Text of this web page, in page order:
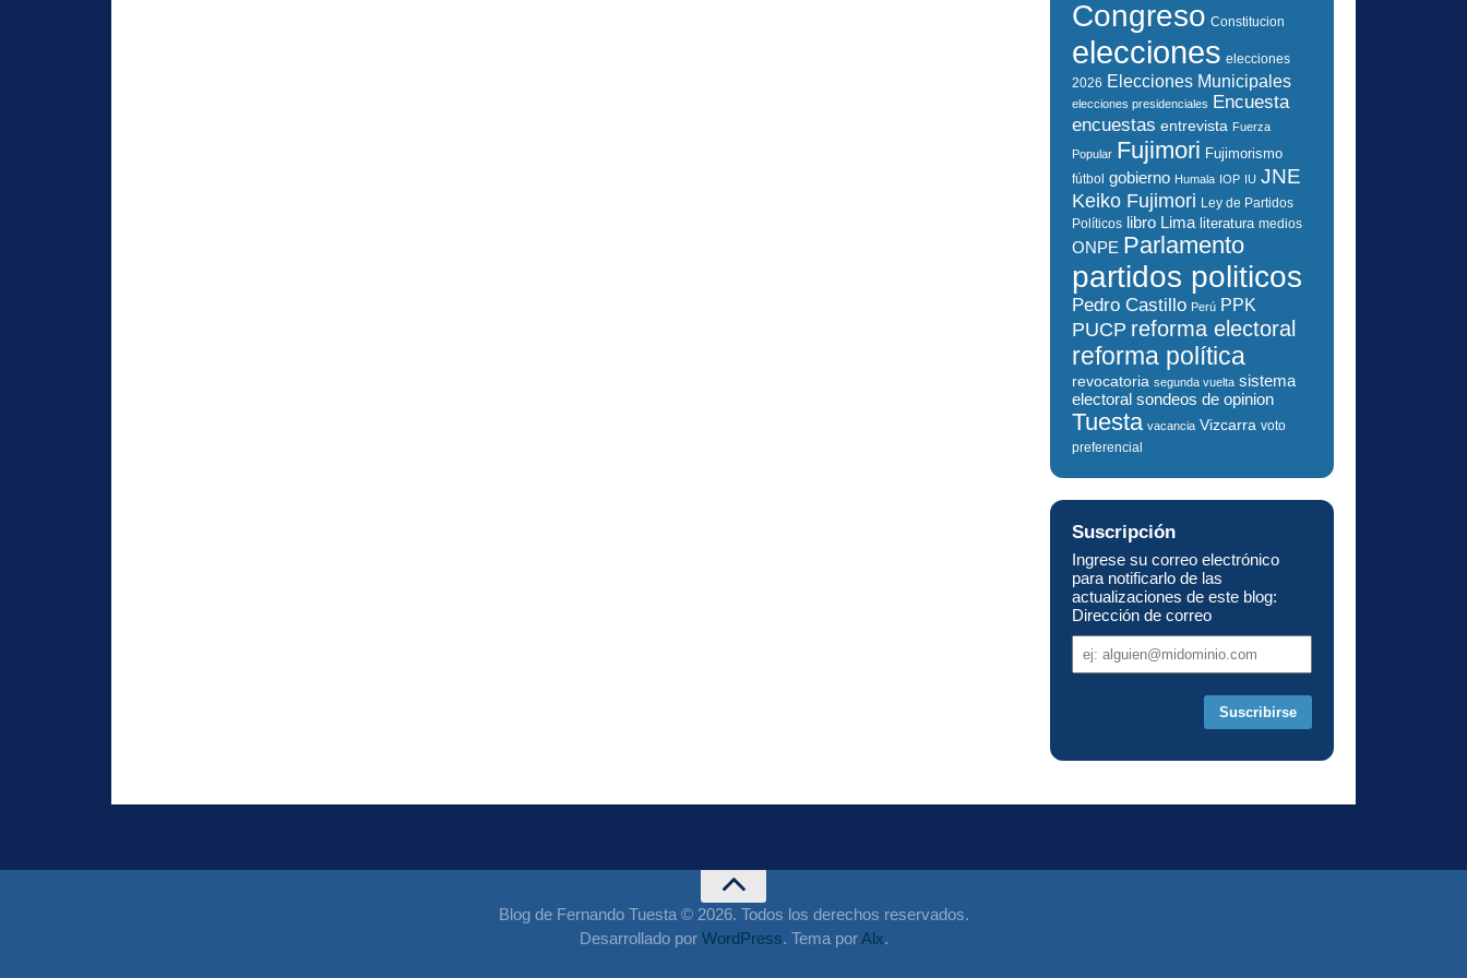
Congreso Constitucion
elecciones elecciones
2026 Elecciones Municipales
elecciones presidenciales Encuesta
encuestas entrevista Fuerza
Popular Fujimori Fujimorismo
fútbol gobierno Humala IOP IU JNE
Keiko Fujimori Ley de Partidos
Políticos libro Lima literatura medios
ONPE Parlamento
partidos politicos
Pedro Castillo Perú PPK
PUCP reforma electoral
reforma política
revocatoria segunda vuelta sistema
electoral sondeos de opinion
Tuesta vacancia Vizcarra voto
preferencial
Suscripción
Ingrese su correo electrónico
para notificarlo de las
actualizaciones de este blog:
Dirección de correo
de
Blog de Fernando Tuesta © 2026. Todos los derechos reservados.
Desarrollado por WordPress. Tema porAlx.